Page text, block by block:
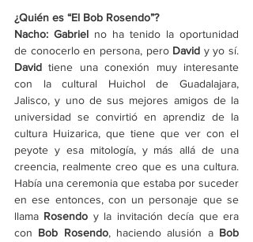
¿Quién es “El Bob Rosendo”?
Nacho: Gabriel no ha tenido la oportunidad
de conocerlo en persona, pero David
David tiene una conexión muy interesante
con la cultural Huichol de Guadalajara,
Jalisco, y uno de sus mejores amigos de la
universidad se convirtió en aprendiz de la
cultura Huizarica, que tiene que ver con el
peyote y esa mitología, y más allá de una
creencia, realmente creo que es una cultura.
Había una ceremonia que estaba por suceder
en ese entonces, con un personaje que se
llama Rosendo y la invitación decía que era
con Bob Rosendo, haciendo alusión a Bob